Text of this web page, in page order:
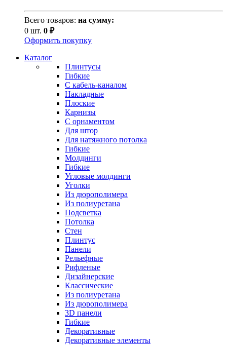
Всего товаров: на сумму:
0 шт. 0 ₽
Оформить покупку
Каталог
Плинтусы
Гибкие
C кабель-каналом
Накладные
Плоские
Карнизы
С орнаментом
Для штор
Для натяжного потолка
Гибкие
Молдинги
Гибкие
Угловые молдинги
Уголки
Из дюрополимера
Из полиуретана
Подсветка
Потолка
Стен
Плинтус
Панели
Рельефные
Рифленые
Дизайнерские
Классические
Из полиуретана
Из дюрополимера
3D панели
Гибкие
Декоративные
Декоративные элементы